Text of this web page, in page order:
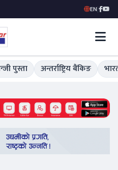
EN|
पुस्ता अन्तर्राष्ट्रिय बैंकिङ